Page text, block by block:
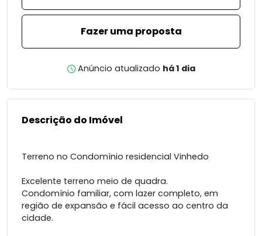
Fazer uma proposta
Anúncio atualizado há 1 dia
Descrição do Imóvel
Terreno no Condomínio residencial Vinhedo
Excelente terreno meio de quadra.
Condomínio familiar, com lazer completo, em
região de expansão e fácil acesso ao centro da
cidade.